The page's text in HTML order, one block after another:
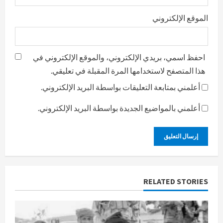
الموقع الإلكتروني
احفظ اسمي، بريدي الإلكتروني، والموقع الإلكتروني في
هذا المتصفح لاستخدامها المرة المقبلة في تعليقي.
أعلمني بمتابعة التعليقات بواسطة البريد الإلكتروني.
أعلمني بالمواضيع الجديدة بواسطة البريد الإلكتروني.
RELATED STORIES